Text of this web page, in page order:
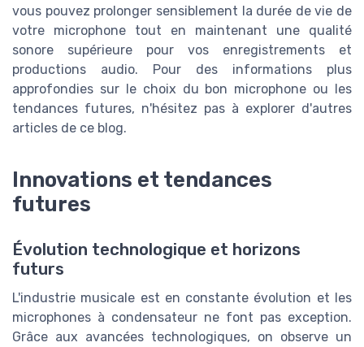
vous pouvez prolonger sensiblement la durée de vie de
votre microphone tout en maintenant une qualité
sonore supérieure pour vos enregistrements et
productions audio. Pour des informations plus
approfondies sur le choix du bon microphone ou les
tendances futures, n'hésitez pas à explorer d'autres
articles de ce blog.
Innovations et tendances
futures
Évolution technologique et horizons
futurs
L'industrie musicale est en constante évolution et les
microphones à condensateur ne font pas exception.
Grâce aux avancées technologiques, on observe un